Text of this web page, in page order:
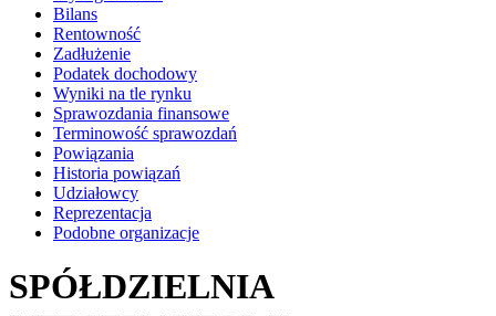
Bilans
Rentowność
Zadłużenie
Podatek dochodowy
Wyniki na tle rynku
Sprawozdania finansowe
Terminowość sprawozdań
Powiązania
Historia powiązań
Udziałowcy
Reprezentacja
Podobne organizacje
SPÓŁDZIELNIA